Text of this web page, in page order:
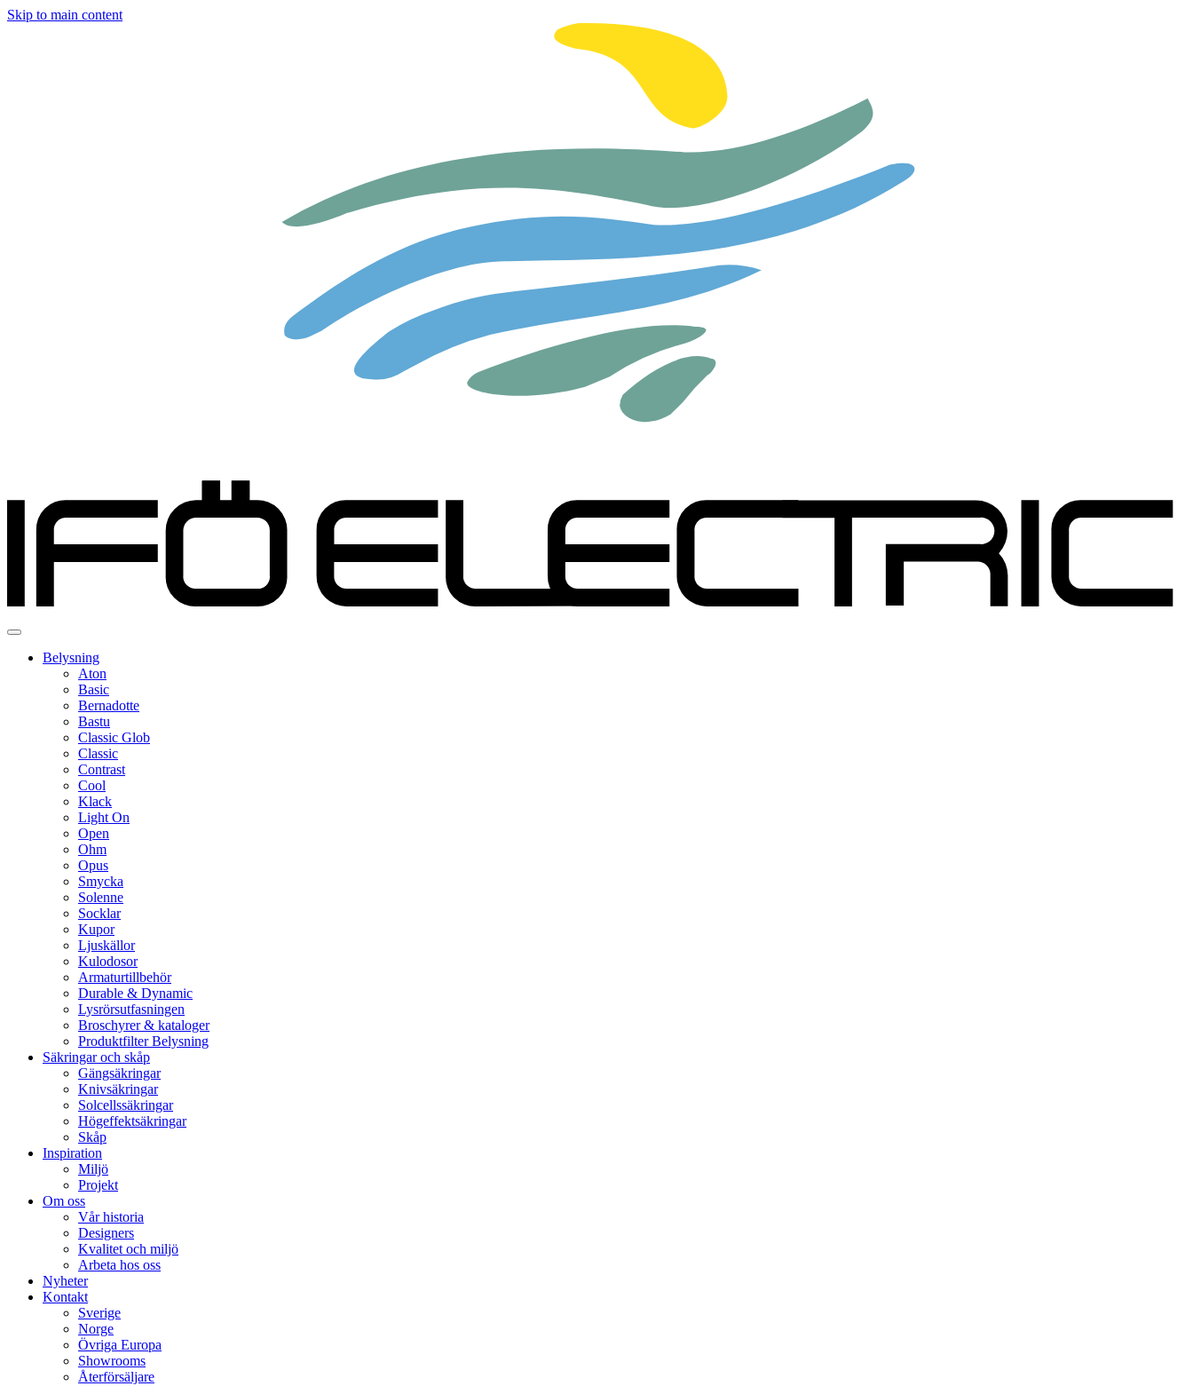
Skip to main content
Belysning
Aton
Basic
Bernadotte
Bastu
Classic Glob
Classic
Contrast
Cool
Klack
Light On
Open
Ohm
Opus
Smycka
Solenne
Socklar
Kupor
Ljuskällor
Kulodosor
Armaturtillbehör
Durable & Dynamic
Lysrörsutfasningen
Broschyrer & kataloger
Produktfilter Belysning
Säkringar och skåp
Gängsäkringar
Knivsäkringar
Solcellssäkringar
Högeffektsäkringar
Skåp
Inspiration
Miljö
Projekt
Om oss
Vår historia
Designers
Kvalitet och miljö
Arbeta hos oss
Nyheter
Kontakt
Sverige
Norge
Övriga Europa
Showrooms
Återförsäljare